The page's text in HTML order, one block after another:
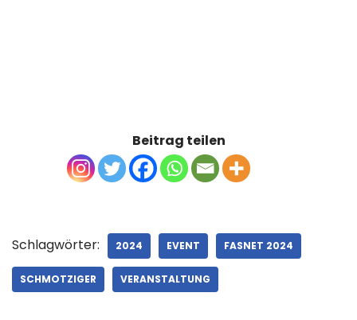
Beitrag teilen
Schlagwörter: 2024 EVENT FASNET 2024
SCHMOTZIGER VERANSTALTUNG